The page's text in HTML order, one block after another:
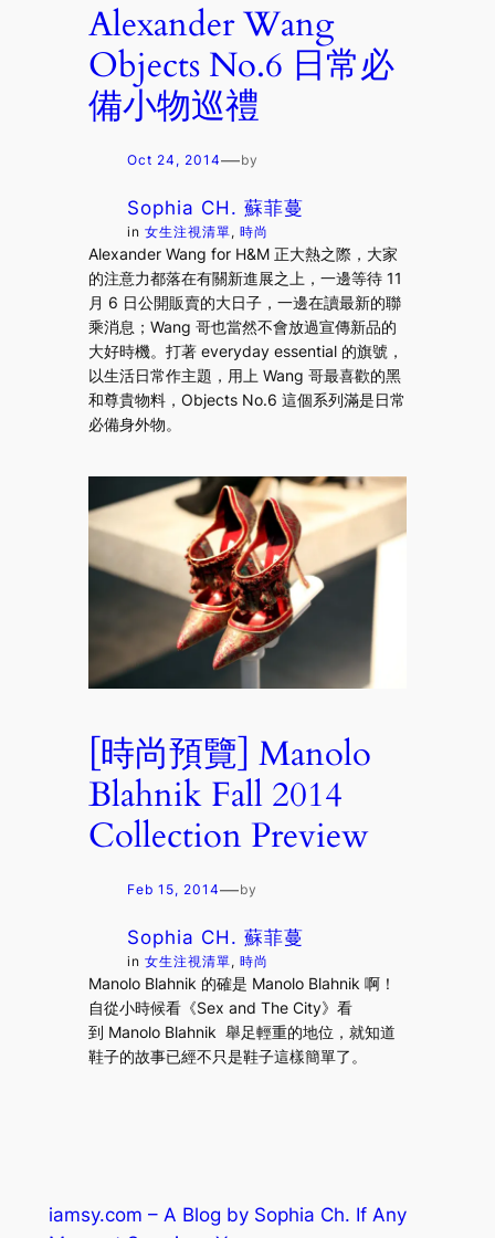
Alexander Wang
Objects No.6 日常必
備小物巡禮
Oct 24, 2014—by
Sophia CH. 蘇菲蔓
in女生注視清單, 時尚
Alexander Wang for H&M 正大熱之際，大家
的注意力都落在有關新進展之上，一邊等待 11
月 6 日公開販賣的大日子，一邊在讀最新的聯
乘消息；Wang 哥也當然不會放過宣傳新品的
大好時機。打著 everyday essential 的旗號，
以生活日常作主題，用上 Wang 哥最喜歡的黑
和尊貴物料，Objects No.6 這個系列滿是日常
必備身外物。
[時尚預覽] Manolo
Blahnik Fall 2014
Collection Preview
Feb 15, 2014—by
Sophia CH. 蘇菲蔓
in女生注視清單, 時尚
Manolo Blahnik 的確是 Manolo Blahnik 啊！
自從小時候看《Sex and The City》看
到 Manolo Blahnik 舉足輕重的地位，就知道
鞋子的故事已經不只是鞋子這樣簡單了。
iamsy.com – A Blog by Sophia Ch. If Any